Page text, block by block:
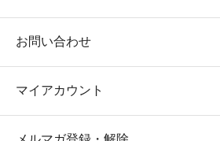
お問い合わせ
マイアカウント